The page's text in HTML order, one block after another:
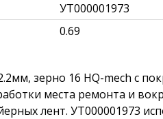
УТ000001973
0.69
зерно 16 HQ-mech с
места ремонта и
лент. УТ000001973